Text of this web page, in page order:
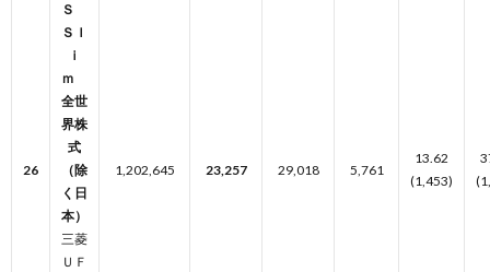
26
Ｓ
Ｓｌ
ｉ
ｍ
全世
界株
式
（除
く日
本）
三菱
ＵＦ
1,202,645 23,257 29,018 5,761
13.62
(1,453)